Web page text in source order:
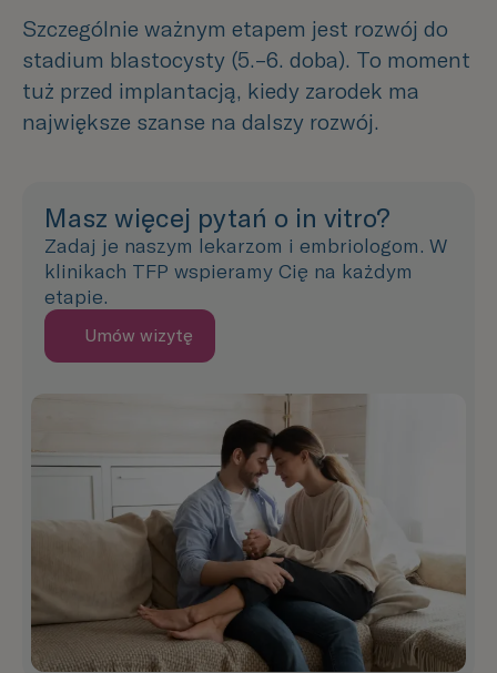
Szczególnie ważnym etapem jest rozwój do
stadium blastocysty (5.–6. doba). To moment
tuż przed implantacją, kiedy zarodek ma
największe szanse na dalszy rozwój.
Masz więcej pytań o in vitro?
Zadaj je naszym lekarzom i embriologom. W
klinikach TFP wspieramy Cię na każdym
etapie.
Umów wizytę